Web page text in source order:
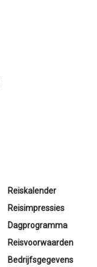
Reiskalender
Reisimpressies
Dagprogramma
Reisvoorwaarden
Bedrijfsgegevens